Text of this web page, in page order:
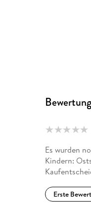
Es wurden
Kindern:
Erste